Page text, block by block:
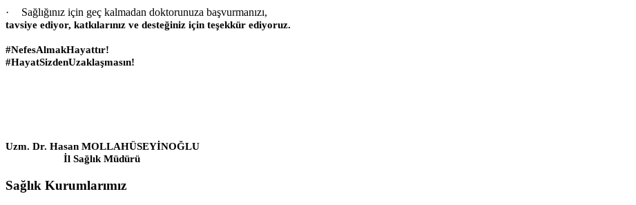
·
Sağlığınız için geç kalmadan doktorunuza başvurmanızı,
tavsiye ediyor, katkılarınız ve desteğiniz için teşekkür ediyoruz.
#NefesAlmakHayattır!
#HayatSizdenUzaklaşmasın!
Uzm. Dr. Hasan MOLLAHÜSEYİNOĞLU
İl Sağlık Müdürü
Sağlık Kurumlarımız